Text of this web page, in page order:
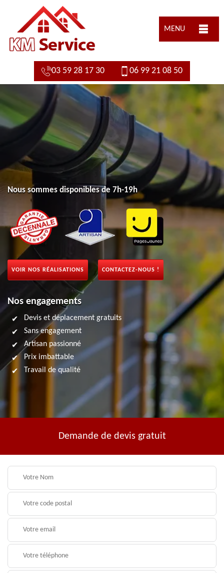
MENU
03 59 28 17 30 06 99 21 08 50
Nous sommes disponibles de 7h-19h
VOIR NOS RÉALISATIONS CONTACTEZ-NOUS !
Nos engagements
Devis et déplacement gratuits
Sans engagement
Artisan passionné
Prix imbattable
Travail de qualité
Demande de devis gratuit